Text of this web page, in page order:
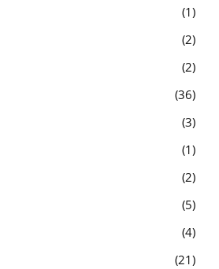
1
2
2
36
3
1
2
5
4
21